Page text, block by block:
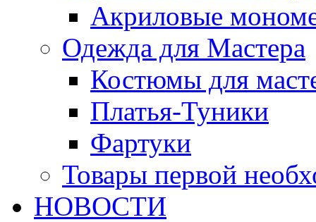
Акриловые
Одежда для Мастера
Костюмы для
Платья-Туники
Фартуки
Товары первой
НОВОСТИ